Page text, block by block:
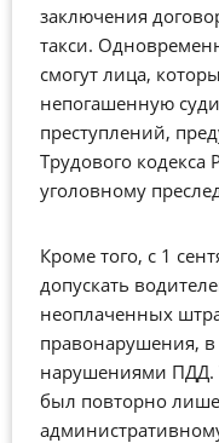
заключения
такси.
смогут лица,
непогашенную
преступлений,
Трудового кодекса
уголовному
Кроме того, с 1
допускать
неоплаченных
правонарушения, в
нарушениями ПДД.
был повторно